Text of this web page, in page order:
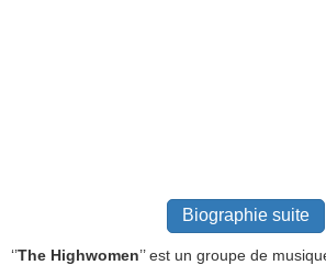
Biographie suite
‘’The Highwomen’’ est un groupe de